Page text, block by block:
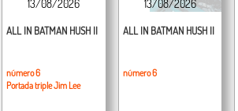
13/08/2026
ALL IN BATMAN HUSH II
número 6
Portada triple Jim Lee
13/08/2026
ALL IN BATMAN HUSH II
número 6